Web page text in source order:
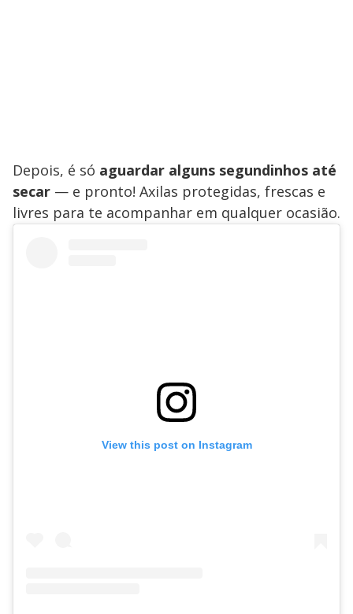
Depois, é só aguardar alguns segundinhos até
secar — e pronto! Axilas protegidas, frescas e
livres para te acompanhar em qualquer ocasião.
View this post on Instagram